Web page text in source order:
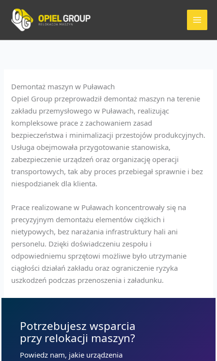
treści
Demontaż maszyn w Puławach
Opiel Group przeprowadził demontaż maszyn na terenie
zakładu przemysłowego w Puławach, realizując
kompleksowe prace z zachowaniem zasad
bezpieczeństwa i minimalizacji przestojów produkcyjnych.
Usługa obejmowała przygotowanie stanowiska,
zabezpieczenie urządzeń oraz organizację operacji
transportowych, tak aby proces przebiegał sprawnie i bez
niespodzianek dla klienta.
Prace realizowane w Puławach koncentrowały się na
precyzyjnym demontażu elementów ciężkich i
nietypowych, bez narażania infrastruktury hali ani
personelu. Dzięki doświadczeniu zespołu i
odpowiedniemu sprzętowi możliwe było utrzymanie
ciągłości działań zakładu oraz ograniczenie ryzyka
uszkodzeń podczas przenoszenia i załadunku.
Potrzebujesz wsparcia
przy relokacji maszyn?
Powiedz nam, jakie urządzenia